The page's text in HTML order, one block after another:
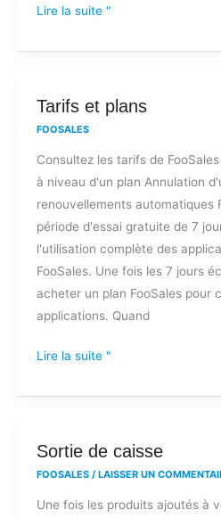
Lire la suite "
Tarifs et plans
FOOSALES
Consultez les tarifs de
à niveau d'un plan Annulation
renouvellements automatiques
période d'essai gratuite de 7
l'utilisation complète des
FooSales. Une fois les 7 jours
acheter un plan FooSales pour
applications. Quand
Tarifs
et
Lire la suite "
Sortie de caisse
FOOSALES / LAISSER UN
Une fois les produits ajoutés à
Sortie
de